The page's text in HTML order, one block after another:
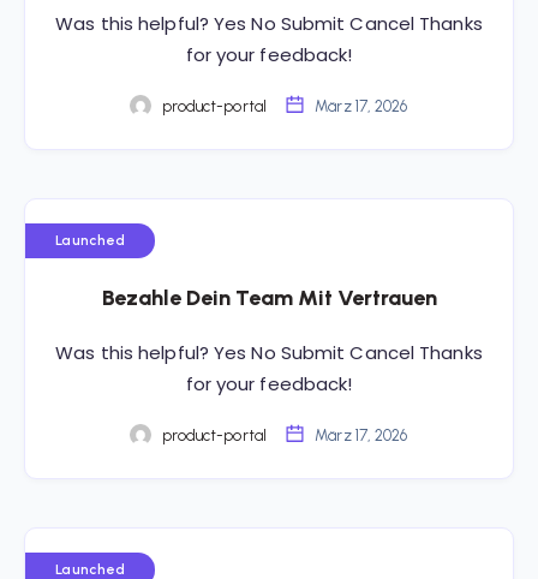
Was this helpful? Yes No Submit Cancel Thanks
for your feedback!
product-portal März 17, 2026
Launched
Bezahle Dein Team Mit Vertrauen
Was this helpful? Yes No Submit Cancel Thanks
for your feedback!
product-portal März 17, 2026
Launched